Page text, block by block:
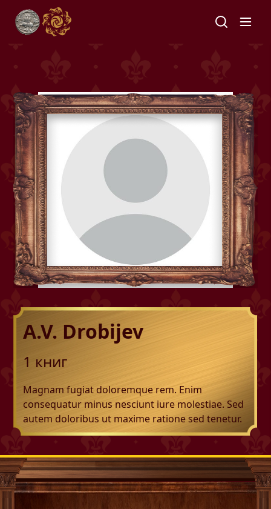
A.V. Drobijev
1 книг
Magnam fugiat doloremque rem. Enim
consequatur minus nesciunt iure molestiae. Sed
autem doloribus ut maxime ratione sed tenetur.